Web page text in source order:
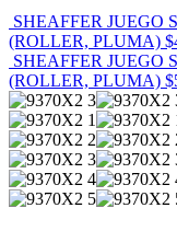
SHEAFFER JUEGO
(ROLLER, PLUMA) $
SHEAFFER JUEGO
(ROLLER, PLUMA) $